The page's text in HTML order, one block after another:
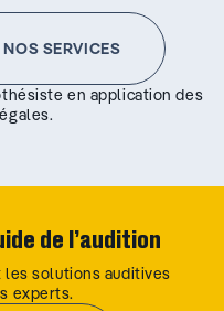
SERVICES
en application des
de l’audition
les solutions auditives
experts.